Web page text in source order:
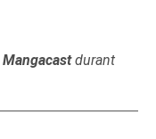
Mangacastdurant